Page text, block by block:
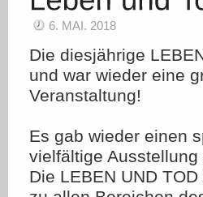
6. MAI. 2018
Die diesjährige
und war wieder eine
Veranstaltung!
Es gab wieder einen
vielfältige
Die LEBEN UND